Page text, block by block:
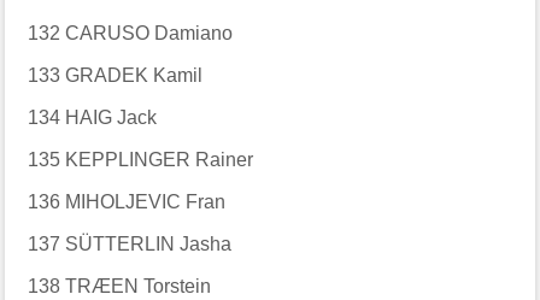
132 CARUSO Damiano
133 GRADEK Kamil
134 HAIG Jack
135 KEPPLINGER Rainer
136 MIHOLJEVIC Fran
137 SÜTTERLIN Jasha
138 TRÆEN Torstein